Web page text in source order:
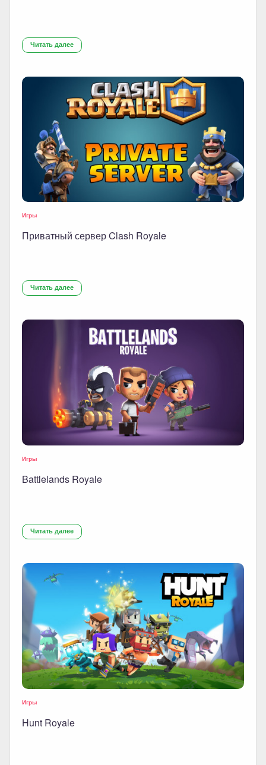
Читать далее
Игры
Приватный сервер Clash Royale
Читать далее
Игры
Battlelands Royale
Читать далее
Игры
Hunt Royale